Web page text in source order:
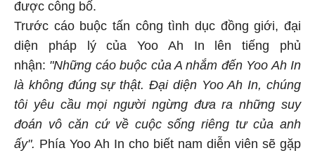
được công bố.
Trước cáo buộc tấn công tình dục đồng giới, đại
diện pháp lý của Yoo Ah In lên tiếng phủ
nhận: "Những cáo buộc của A nhắm đến Yoo Ah In
là không đúng sự thật. Đại diện Yoo Ah In, chúng
tôi yêu cầu mọi người ngừng đưa ra những suy
đoán vô căn cứ về cuộc sống riêng tư của anh
ấy". Phía Yoo Ah In cho biết nam diễn viên sẽ gặp